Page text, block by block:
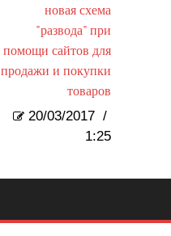
новая схема
"развода" при
помощи сайтов для
продажи и покупки
товаров
20/03/2017 /
1:25